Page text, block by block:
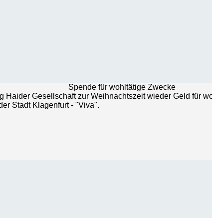
Spende für wohltätige Zwecke
Haider Gesellschaft zur Weihnachtszeit wieder Geld für
Stadt Klagenfurt - "Viva".